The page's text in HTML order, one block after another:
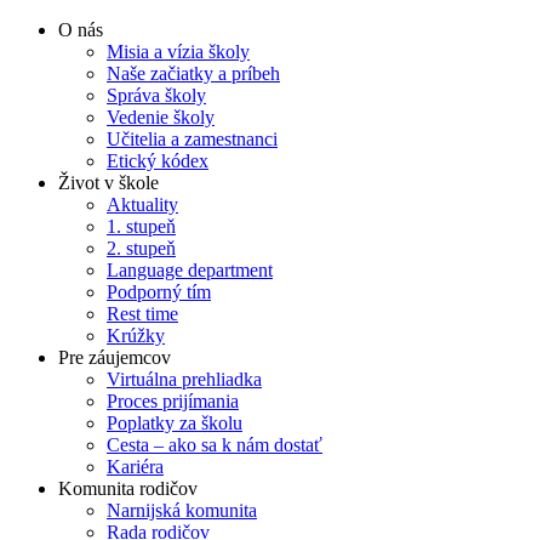
O nás
Misia a vízia školy
Naše začiatky a príbeh
Správa školy
Vedenie školy
Učitelia a zamestnanci
Etický kódex
Život v škole
Aktuality
1. stupeň
2. stupeň
Language department
Podporný tím
Rest time
Krúžky
Pre záujemcov
Virtuálna prehliadka
Proces prijímania
Poplatky za školu
Cesta – ako sa k nám dostať
Kariéra
Komunita rodičov
Narnijská komunita
Rada rodičov